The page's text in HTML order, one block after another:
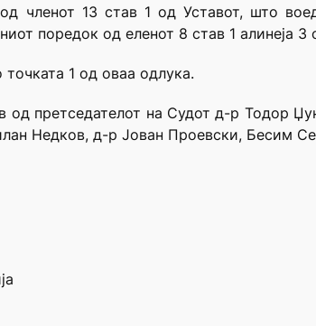
членот 13 став 1 од Уставот, што
поредок од еленот 8 став 1 алинеја 3
1 од оваа одлука.
од претседателот на Судот д-р Тодор
Недков, д-р Јован Проевски, Бесим